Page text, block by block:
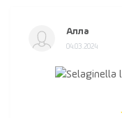
Алла
04.03.2024